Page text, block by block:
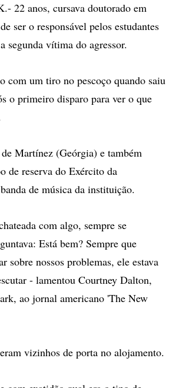
22 anos, cursava doutorado em
ser o responsável pelos estudantes
segunda vítima do agressor.
com um tiro no pescoço quando saiu
o primeiro disparo para ver o que
Martínez (Geórgia) e também
de reserva do Exército da
de música da instituição.
com algo, sempre se
Está bem? Sempre que
sobre nossos problemas, ele estava
- lamentou Courtney Dalton,
ao jornal americano 'The New
vizinhos de porta no alojamento.